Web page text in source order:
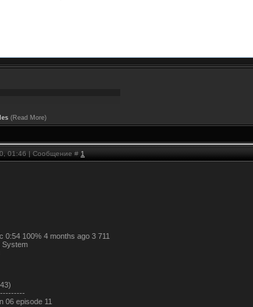
(Read More)
01:46 | Сообщение # 1
0:54 100% 4 months ago 3 711
System
06 episode 11